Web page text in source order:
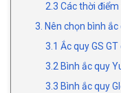
2.3 Các thời
3. Nên chọn bình
3.1 Ắc quy GS
3.2 Bình ắc quy
3.3 Bình ắc quy